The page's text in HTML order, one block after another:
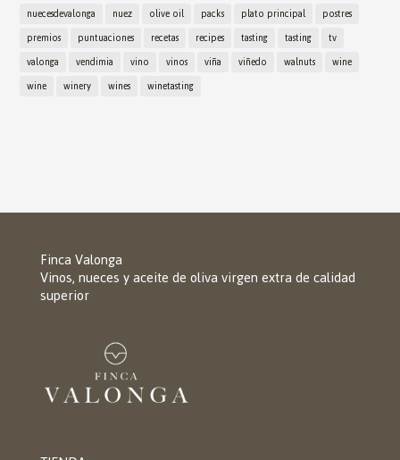
nuecesdevalonga
nuez olive oil packs plato principal
postres
premios
puntuaciones recetas recipes tasting tasting
tv
valonga
vendimia vino vinos viña viñedo walnuts
wine
wine
winery wines winetasting
Finca Valonga
Vinos, nueces y aceite de oliva virgen extra de calidad
superior